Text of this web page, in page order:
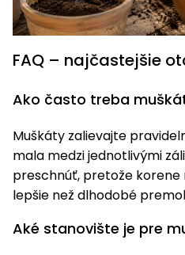
FAQ – najčastejšie
Ako často treba
Muškáty zalievajte
mala medzi jednotlivými
preschnúť, pretože korene
lepšie než dlhodobé
Aké stanovište je pre